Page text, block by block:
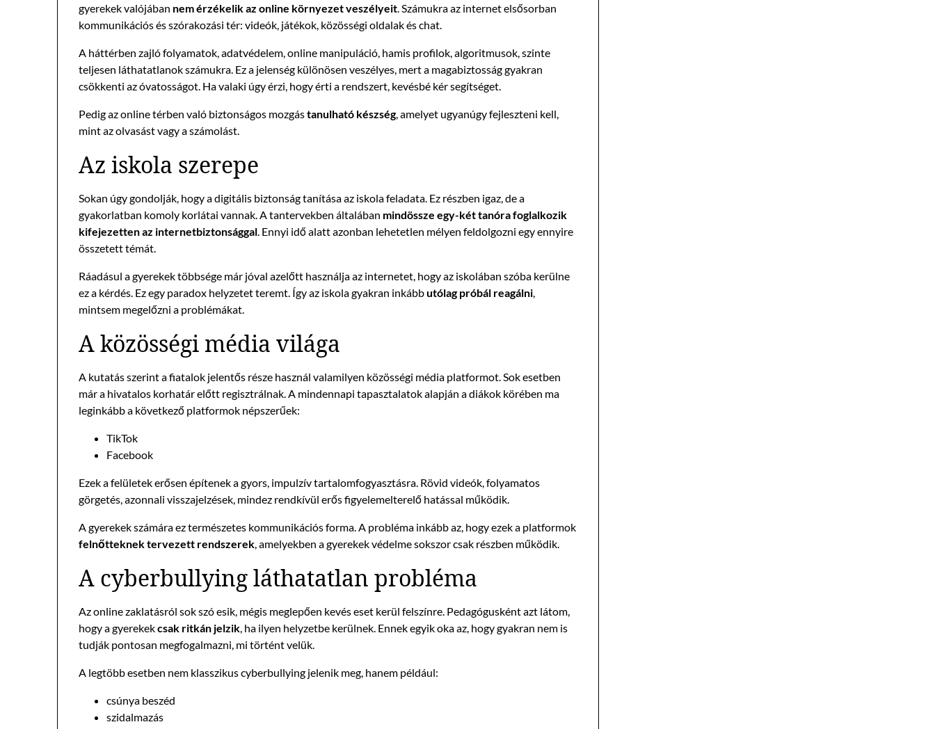
gyerekek valójában nem érzékelik az online környezet veszélyeit . Számukra az internet elsősorban
kommunikációs és szórakozási tér: videók, játékok, közösségi oldalak és chat.
A háttérben zajló folyamatok, adatvédelem, online manipuláció, hamis profilok, algoritmusok, szinte
teljesen láthatatlanok számukra. Ez a jelenség különösen veszélyes, mert a magabiztosság gyakran
csökkenti az óvatosságot. Ha valaki úgy érzi, hogy érti a rendszert, kevésbé kér segítséget.
Pedig az online térben való biztonságos mozgástanulható készség, amelyet ugyanúgy fejleszteni kell,
mint az olvasást vagy a számolást.
Az iskola szerepe
Sokan úgy gondolják, hogy a digitális biztonság tanítása az iskola feladata. Ez részben igaz, de a
gyakorlatban komoly korlátai vannak. A tantervekben általában mindössze egy-két tanóra foglalkozik
kifejezetten az internetbiztonsággal . Ennyi idő alatt azonban lehetetlen mélyen feldolgozni egy ennyire
összetett témát.
Ráadásul a gyerekek többsége már jóval azelőtt használja az internetet, hogy az iskolában szóba kerülne
ez a kérdés. Ez egy paradox helyzetet teremt. Így az iskola gyakran inkábbutólag próbál reagálni
mintsem megelőzni a problémákat.
A közösségi média világa
A kutatás szerint a fiatalok jelentős része használ valamilyen közösségi média platformot. Sok esetben
már a hivatalos korhatár előtt regisztrálnak. A mindennapi tapasztalatok alapján a diákok körében ma
leginkább a következő platformok népszerűek:
TikTok
Facebook
Ezek a felületek erősen építenek a gyors, impulzív tartalomfogyasztásra. Rövid videók, folyamatos
görgetés, azonnali visszajelzések, mindez rendkívül erős figyelemelterelő hatással működik.
A gyerekek számára ez természetes kommunikációs forma. A probléma inkább az, hogy ezek a platformok
felnőtteknek tervezett rendszerek , amelyekben a gyerekek védelme sokszor csak részben működik.
A cyberbullying láthatatlan probléma
Az online zaklatásról sok szó esik, mégis meglepően kevés eset kerül felszínre. Pedagógusként azt látom,
hogy a gyerekekcsak ritkán jelzik , ha ilyen helyzetbe kerülnek. Ennek egyik oka az, hogy gyakran nem is
tudják pontosan megfogalmazni, mi történt velük.
A legtöbb esetben nem klasszikus cyberbullying jelenik meg, hanem például:
csúnya beszéd
szidalmazás